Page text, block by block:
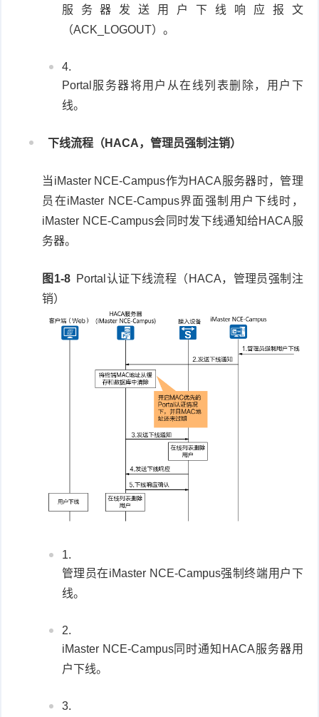
服务器发送用户下线响应报文
（ACK_LOGOUT）。
Portal服务器将用户从在线列表删除，用户下
线。
下线流程（HACA，管理员强制注销）
当iMaster NCE-Campus作为HACA服务器时，管理
员在iMaster NCE-Campus界面强制用户下线时，
iMaster NCE-Campus会同时发下线通知给HACA服
务器。
图1-8 Portal认证下线流程（HACA，管理员强制注
销）
管理员在iMaster NCE-Campus强制终端用户下
线。
iMaster NCE-Campus同时通知HACA服务器用
户下线。